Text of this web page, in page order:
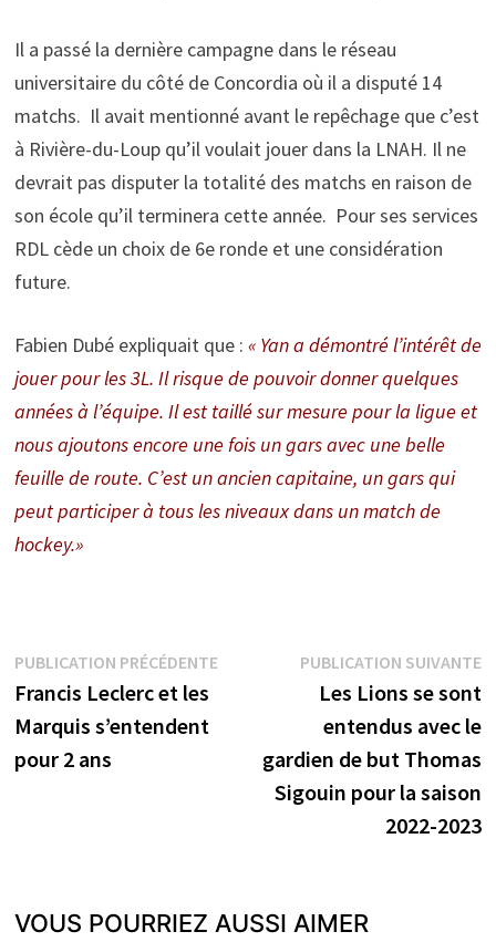
Il a passé la dernière campagne dans le réseau
universitaire du côté de Concordia où il a disputé 14
matchs. Il avait mentionné avant le repêchage que c’est
à Rivière-du-Loup qu’il voulait jouer dans la LNAH. Il ne
devrait pas disputer la totalité des matchs en raison de
son école qu’il terminera cette année. Pour ses services
RDL cède un choix de 6e ronde et une considération
future.
Fabien Dubé expliquait que : « Yan a démontré l’intérêt de
jouer pour les 3L. Il risque de pouvoir donner quelques
années à l’équipe. Il est taillé sur mesure pour la ligue et
nous ajoutons encore une fois un gars avec une belle
feuille de route. C’est un ancien capitaine, un gars qui
peut participer à tous les niveaux dans un match de
hockey.»
Navigation
de
l’article
PUBLICATION PRÉCÉDENTEPublication
Francis Leclerc et les
Marquis s’entendent
pour 2 ans
PUBLICATION SUIVANTE
Les Lions se sont
entendus avec le
gardien de but Thomas
Sigouin pour la saison
2022-2023
VOUS POURRIEZ AUSSI AIMER